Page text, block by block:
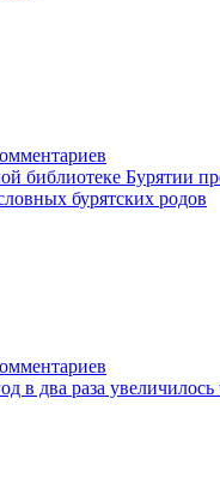
библиотеке Бурятии
бурятских родов
в два раза